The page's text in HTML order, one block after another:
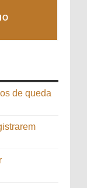
de queda